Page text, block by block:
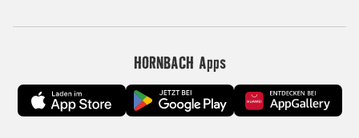
HORNBACH Apps